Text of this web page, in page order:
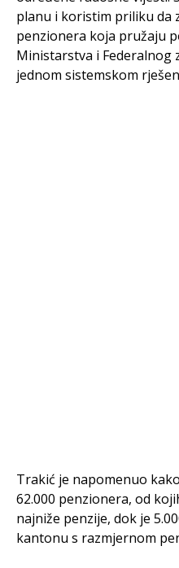
planu i koristim priliku da
penzionera koja pružaju
Ministarstva i Federalnog
jednom sistemskom
Trakić je napomenuo
62.000 penzionera, od
najniže penzije, dok je
kantonu s razmjernom